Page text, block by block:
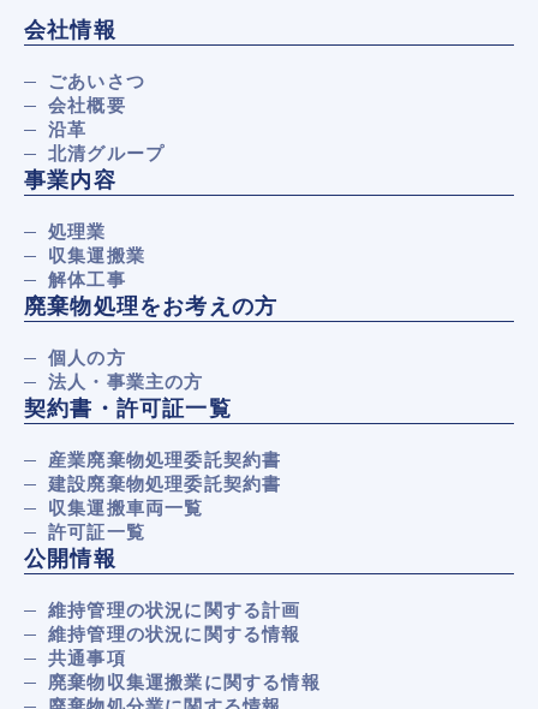
会社情報
ごあいさつ
会社概要
沿革
北清グループ
事業内容
処理業
収集運搬業
解体工事
廃棄物処理をお考えの方
個人の方
法人・事業主の方
契約書・許可証一覧
産業廃棄物処理委託契約書
建設廃棄物処理委託契約書
収集運搬車両一覧
許可証一覧
公開情報
維持管理の状況に関する計画
維持管理の状況に関する情報
共通事項
廃棄物収集運搬業に関する情報